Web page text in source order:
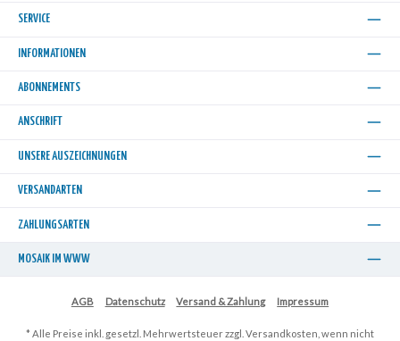
SERVICE
INFORMATIONEN
ABONNEMENTS
ANSCHRIFT
UNSERE AUSZEICHNUNGEN
VERSANDARTEN
ZAHLUNGSARTEN
MOSAIK IM WWW
AGB Datenschutz Versand & Zahlung Impressum
* Alle Preise inkl. gesetzl. Mehrwertsteuer zzgl. Versandkosten , wenn nicht